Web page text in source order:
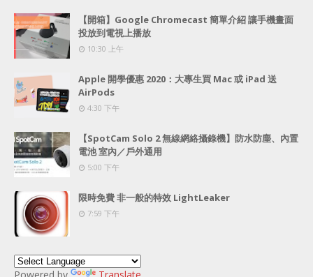
【開箱】Google Chromecast 簡單介紹 讓手機畫面
投放到電視上播放
10:30 上午
Apple 開學優惠 2020：大專生買 Mac 或 iPad 送
AirPods
4:30 下午
【SpotCam Solo 2 無線網絡攝錄機】防水防塵、內置
電池 室內／戶外通用
5:00 下午
限時免費 非一般的特效 LightLeaker
7:59 下午